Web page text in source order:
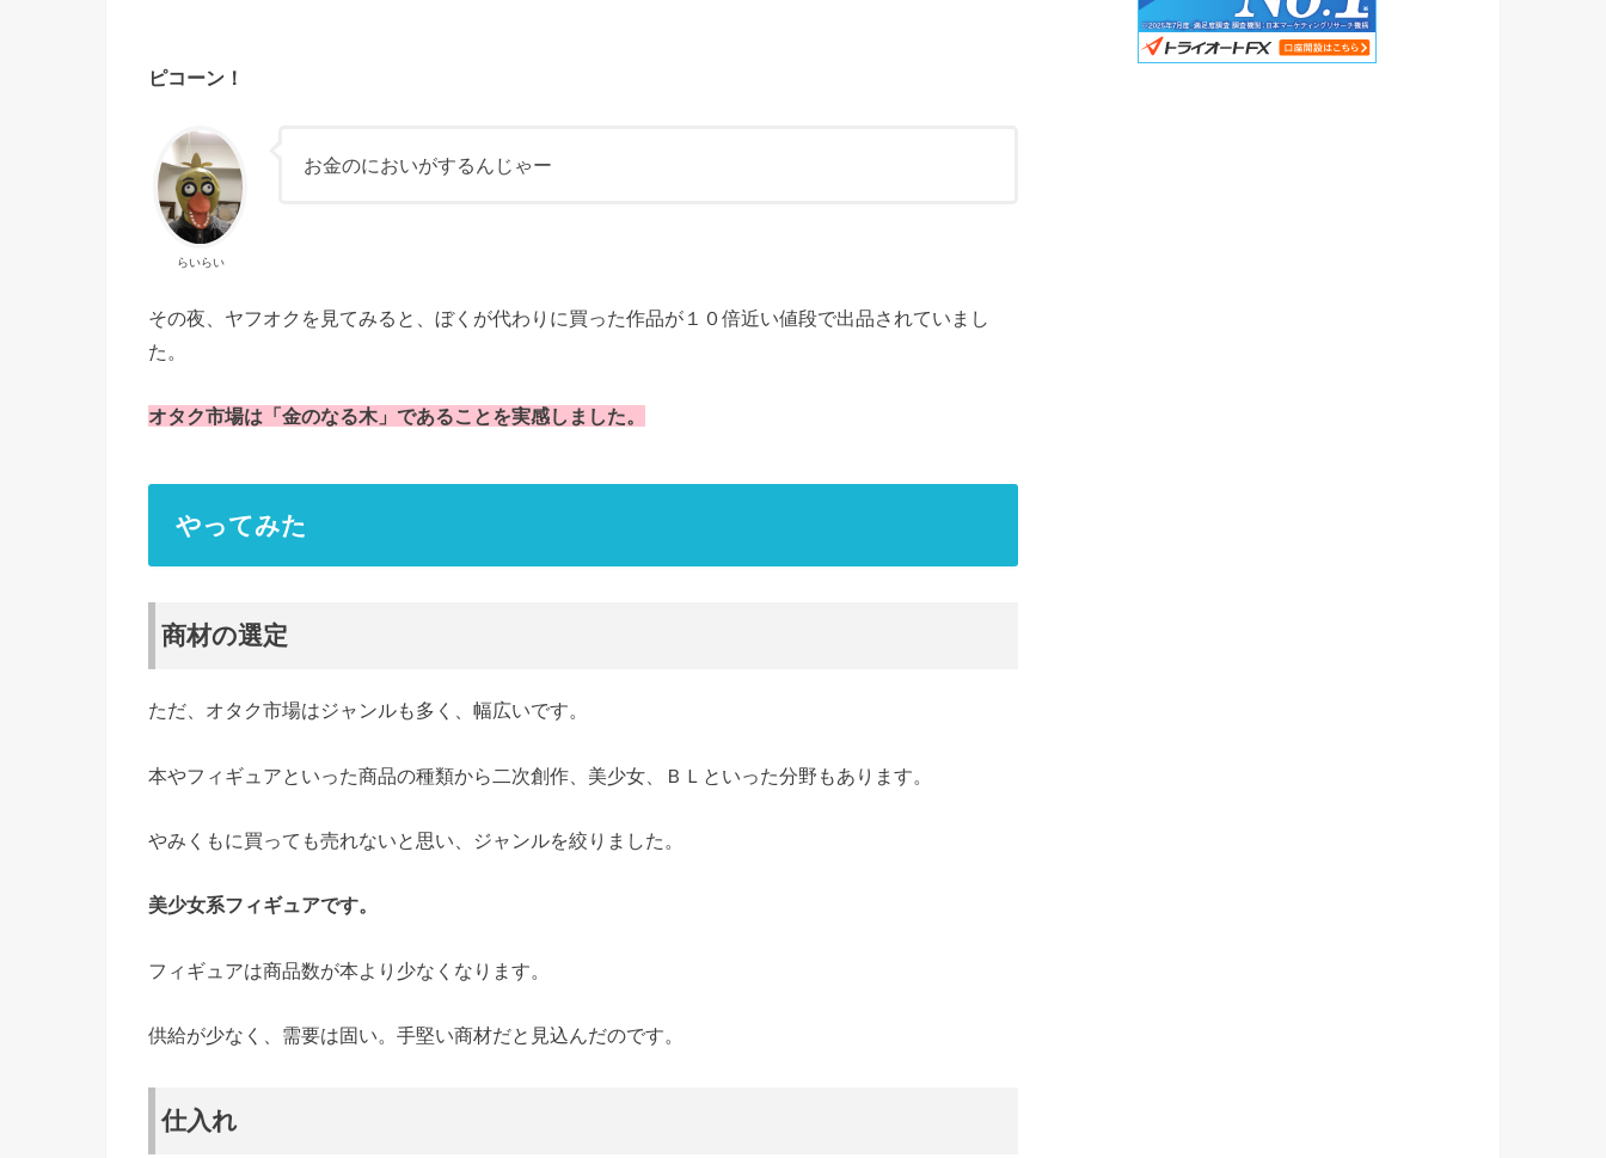
ピコーン！
らいらい
お金のにおいがするんじゃー
その夜、ヤフオクを見てみると、ぼくが代わりに買った作品が１０倍近い値段で出品されていまし
た。
オタク市場は「金のなる木」であることを実感しました。
やってみた
商材の選定
ただ、オタク市場はジャンルも多く、幅広いです。
本やフィギュアといった商品の種類から二次創作、美少女、ＢＬといった分野もあります。
やみくもに買っても売れないと思い、ジャンルを絞りました。
美少女系フィギュアです。
フィギュアは商品数が本より少なくなります。
供給が少なく、需要は固い。手堅い商材だと見込んだのです。
仕入れ